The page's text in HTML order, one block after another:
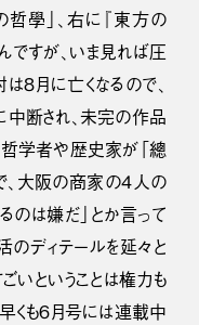
學」、右に『東方の
ですが、いま見れば圧
８月に亡くなるので、
中断され、未完の作品
哲学者や歴史家が「總
、大阪の商家の４人の
のは嫌だ」とか言って
のディテールを延々と
いということは権力も
くも６月号には連載中